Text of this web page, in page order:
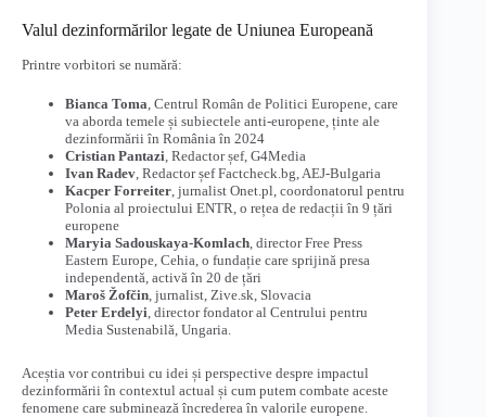
Valul dezinformărilor legate de Uniunea Europeană
Printre vorbitori se numără:
Bianca Toma , Centrul Român de Politici Europene, care
va aborda temele și subiectele anti-europene, ținte ale
dezinformării în România în 2024
Cristian Pantazi , Redactor șef, G4Media
Ivan Radev , Redactor șef Factcheck.bg, AEJ-Bulgaria
Kacper Forreiter , jurnalist Onet.pl, coordonatorul pentru
Polonia al proiectului ENTR, o rețea de redacții în 9 țări
europene
Maryia Sadouskaya-Komlach , director Free Press
Eastern Europe, Cehia, o fundație care sprijină presa
independentă, activă în 20 de țări
Maroš Žofčin , jurnalist, Zive.sk, Slovacia
Peter Erdelyi , director fondator al Centrului pentru
Media Sustenabilă, Ungaria.
Aceștia vor contribui cu idei și perspective despre impactul
dezinformării în contextul actual și cum putem combate aceste
fenomene care subminează încrederea în valorile europene.